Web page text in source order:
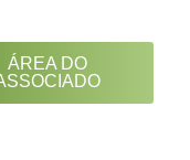
ÁREA DO